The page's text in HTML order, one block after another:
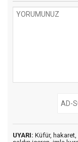
UYARI: Küfür,